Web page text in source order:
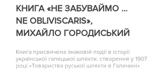
КНИГА «НЕ ЗАБУВАЙМО …
NE OBLIVISCARIS»,
МИХАЙЛО ГОРОДИСЬКИЙ
Книга присвячена знаковій події в історії
української галицької шляхти: створення у 1907
році «Товариства руської шляхти в Галичині»